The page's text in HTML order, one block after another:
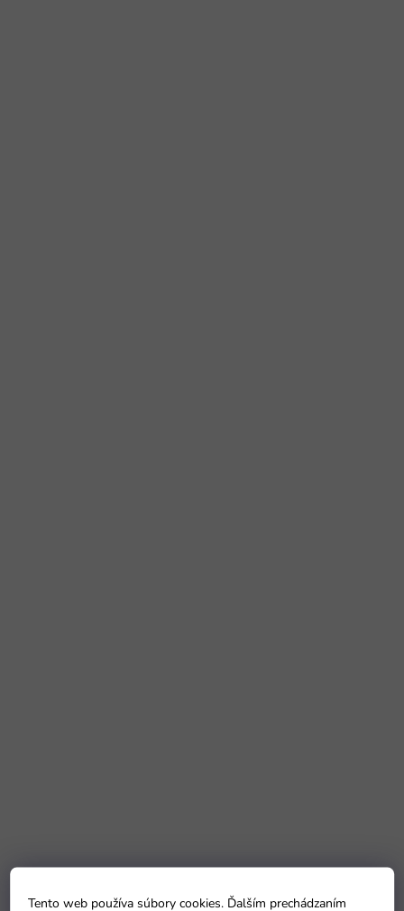
Tento web používa súbory cookies. Ďalším prechádzaním